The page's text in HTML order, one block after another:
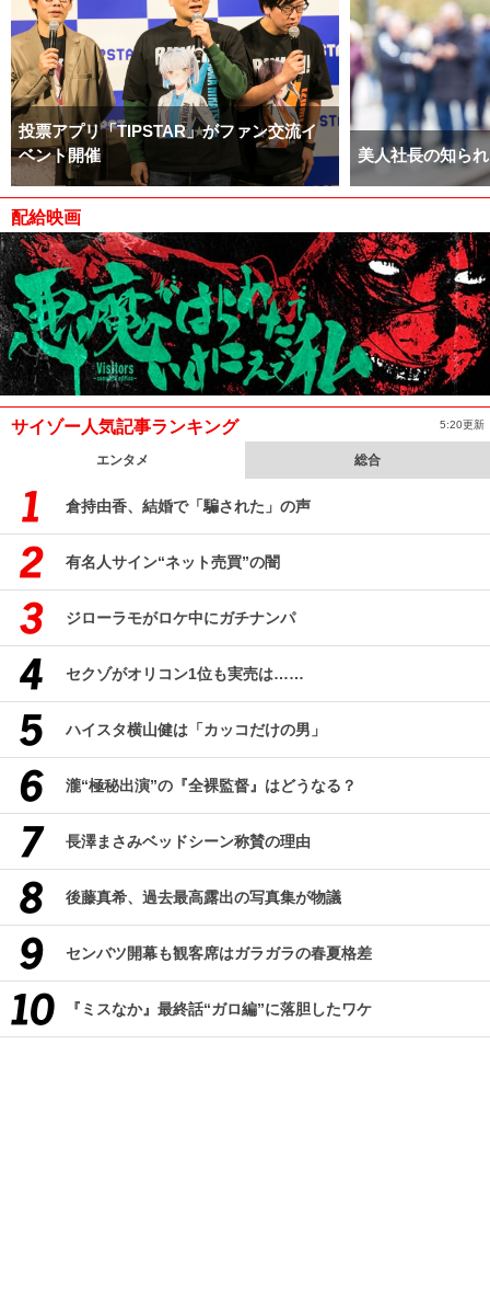
投票アプリ「TIPSTAR」がファン交流イ
ベント開催
美人社長の知ら
配給映画
サイゾー人気記事ランキング 5:20更新
エンタメ 総合
倉持由香、結婚で「騙された」の声
有名人サイン“ネット売買”の闇
ジローラモがロケ中にガチナンパ
セクゾがオリコン1位も実売は……
ハイスタ横山健は「カッコだけの男」
瀧“極秘出演”の『全裸監督』はどうなる？
長澤まさみベッドシーン称賛の理由
後藤真希、過去最高露出の写真集が物議
センバツ開幕も観客席はガラガラの春夏格差
『ミスなか』最終話“ガロ編”に落胆したワケ